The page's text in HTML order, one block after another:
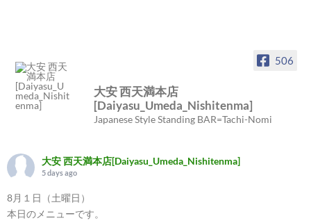
506
大安 西天満本店
[Daiyasu_Umeda_Nishitenma]
Japanese Style Standing BAR=Tachi-Nomi
大安 西天満本店[Daiyasu_Umeda_Nishitenma]
5 days ago
8月１日（土曜日）
本日のメニューです。